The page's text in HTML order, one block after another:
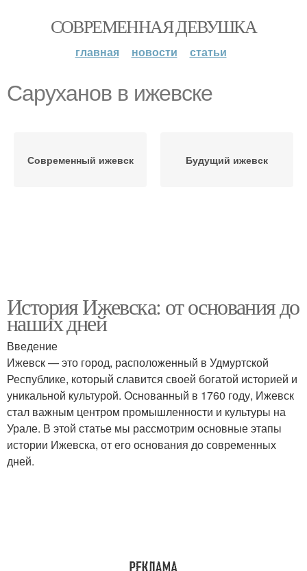
СОВРЕМЕННАЯ ДЕВУШКА
главная новости статьи
Саруханов в ижевске
Современный ижевск Будущий ижевск
История Ижевска: от основания до
наших дней
Введение
Ижевск — это город, расположенный в Удмуртской
Республике, который славится своей богатой историей и
уникальной культурой. Основанный в 1760 году, Ижевск
стал важным центром промышленности и культуры на
Урале. В этой статье мы рассмотрим основные этапы
истории Ижевска, от его основания до современных
дней.